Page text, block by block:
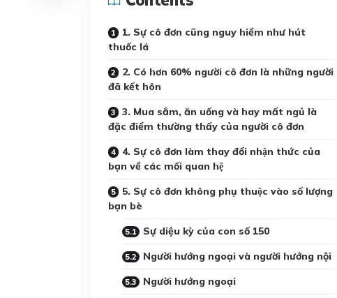
1. Sự cô đơn cũng nguy hiểm như hút
thuốc lá
2. Có hơn 60% người cô đơn là những người
đã kết hôn
3. Mua sắm, ăn uống và hay mất ngủ là
đặc điểm thường thấy của người cô đơn
4. Sự cô đơn làm thay đổi nhận thức của
bạn về các mối quan hệ
5. Sự cô đơn không phụ thuộc vào số lượng
bạn bè
Sự diệu kỳ của con số 150
Người hướng ngoại và người hướng nội
Người hướng ngoại